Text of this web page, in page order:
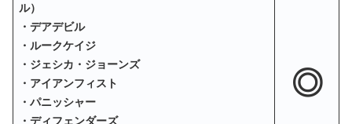
ル）
・デアデビル
・ルークケイジ
・ジェシカ・ジョーンズ
・アイアンフィスト
・パニッシャー
・ディフェンダーズ
◎